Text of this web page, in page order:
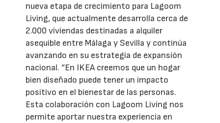
nueva etapa de crecimiento para Lagoom
Living, que actualmente desarrolla cerca de
2.000 viviendas destinadas a alquiler
asequible entre Málaga y Sevilla y continúa
avanzando en su estrategia de expansión
nacional. “En IKEA creemos que un hogar
bien diseñado puede tener un impacto
positivo en el bienestar de las personas.
Esta colaboración con Lagoom Living nos
permite aportar nuestra experiencia en